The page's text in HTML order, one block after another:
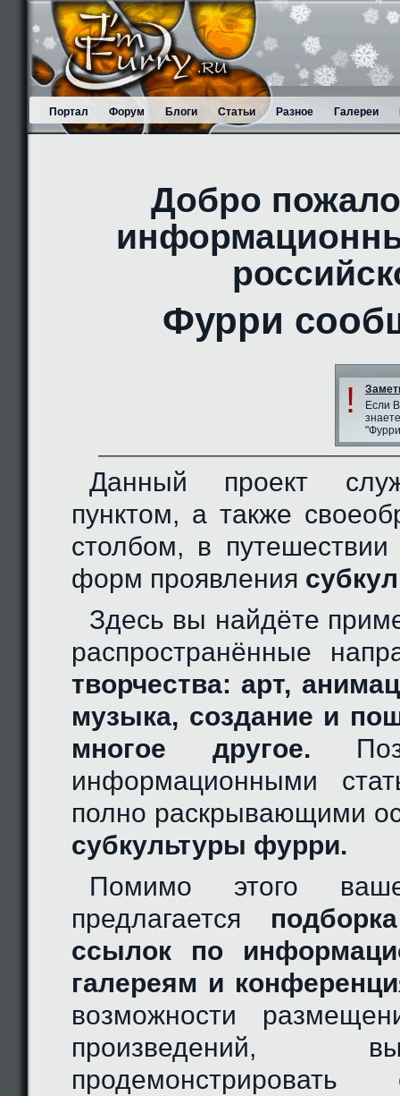
Портал Форум Блоги Статьи Разное Галереи
Добро
Фурри
!
Если
Данный проект
пунктом, а также
столбом, в
форм проявления
Здесь вы найдёте
распространённые
творчества: арт,
музыка, создание и
многое другое.
информационными
полно раскрывающими
субкультуры фурри.
Помимо этого
предлагается
ссылок по
галереям и
возможности
произведений,